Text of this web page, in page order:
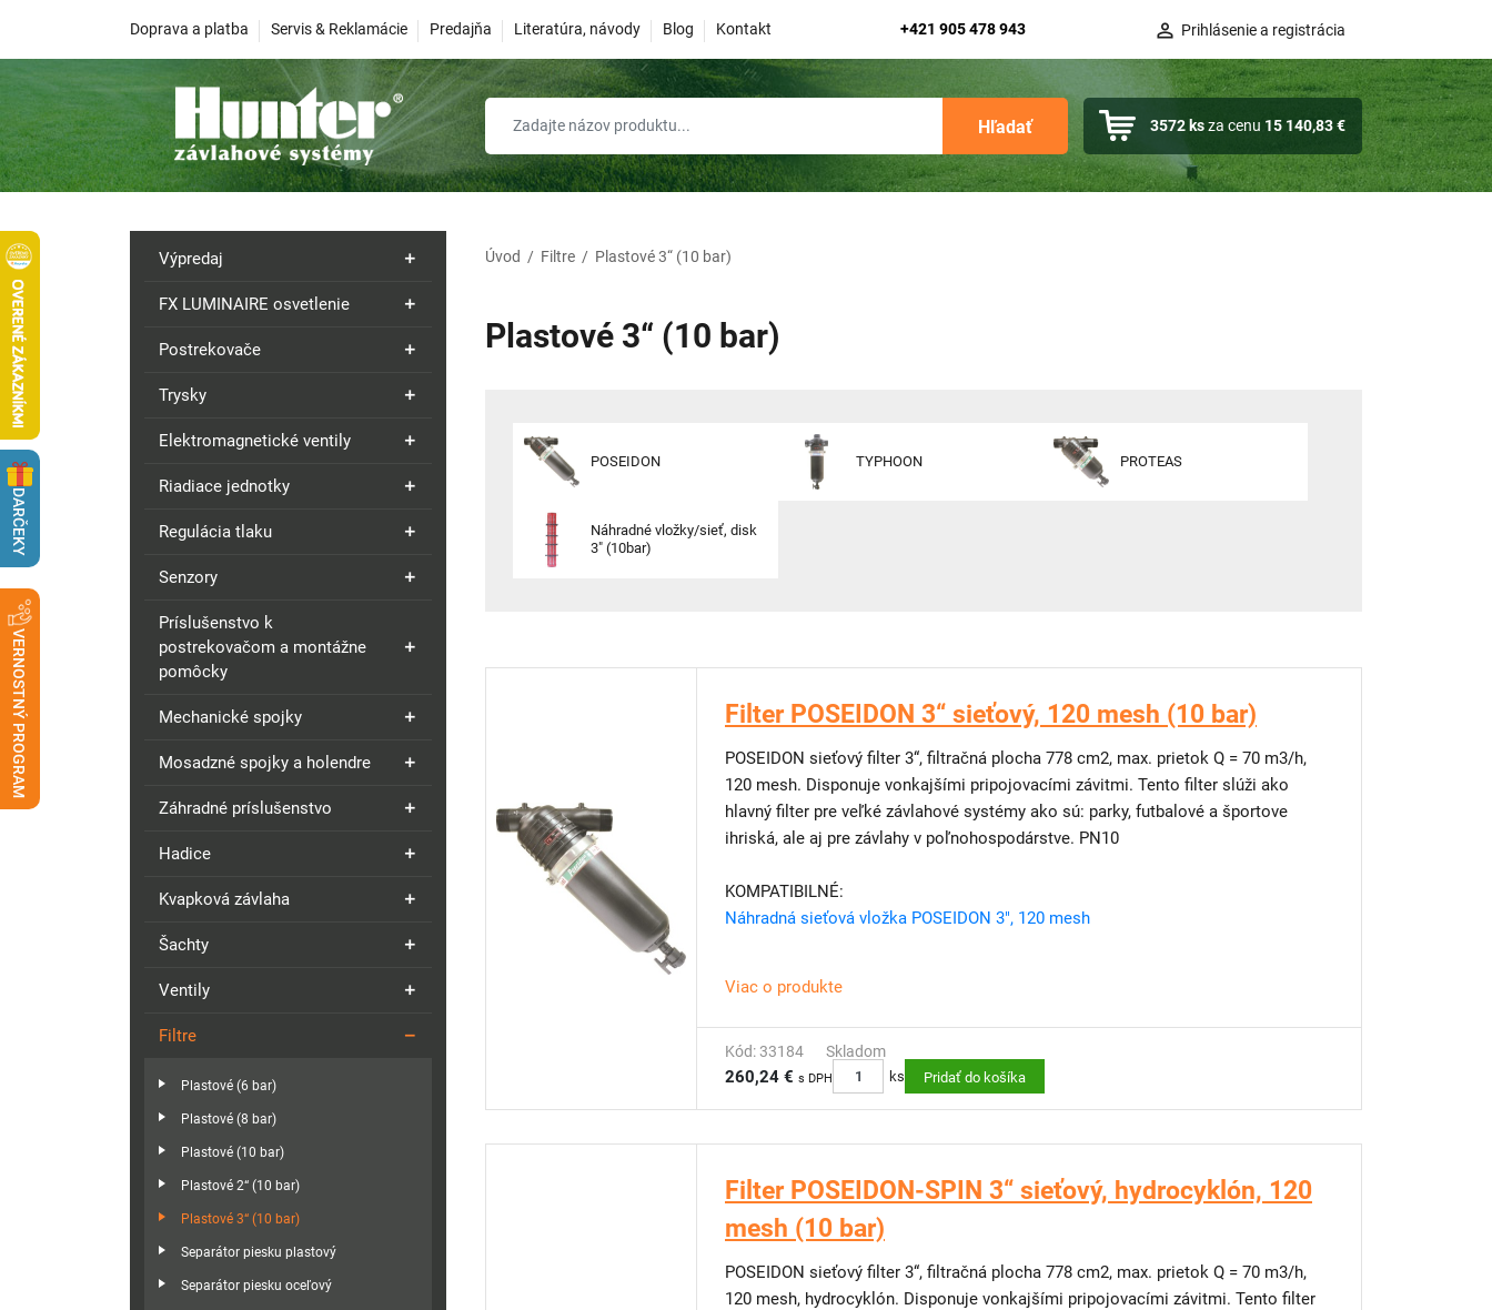
Doprava a platba Servis & Reklamácie Predajňa Literatúra, návody Blog Kontakt +421 905 478 943 Prihlásenie a registrácia
Hľadať 3572ksza cenu 15 140,83 €
Výpredaj
FX LUMINAIRE osvetlenie
Postrekovače
Trysky
Elektromagnetické ventily
Riadiace jednotky
Regulácia tlaku
Senzory
Príslušenstvo k
postrekovačom a montážne
pomôcky
Mechanické spojky
Mosadzné spojky a holendre
Záhradné príslušenstvo
Hadice
Kvapková závlaha
Šachty
Ventily
Filtre
Plastové (6 bar)
Plastové (8 bar)
Plastové (10 bar)
Plastové 2“ (10 bar)
Plastové 3“ (10 bar)
Separátor piesku plastový
Separátor piesku oceľový
Úvod / Filtre / Plastové 3“ (10 bar)
Plastové 3“ (10 bar)
POSEIDON TYPHOON PROTEAS
Náhradné vložky/sieť, disk
3" (10bar)
Filter POSEIDON 3“ sieťový, 120 mesh (10 bar)
POSEIDON sieťový filter 3“, filtračná plocha 778 cm2, max. prietok Q = 70 m3/h,
120 mesh. Disponuje vonkajšími pripojovacími závitmi. Tento filter slúži ako
hlavný filter pre veľké závlahové systémy ako sú: parky, futbalové a športove
ihriská, ale aj pre závlahy v poľnohospodárstve. PN10
KOMPATIBILNÉ:
Náhradná sieťová vložka POSEIDON 3", 120 mesh
Viac o produkte
Kód: 33184 Skladom
260,24 € s DPH ks Pridať do košíka
Filter POSEIDON-SPIN 3“ sieťový, hydrocyklón, 120
mesh (10 bar)
POSEIDON sieťový filter 3“, filtračná plocha 778 cm2, max. prietok Q = 70 m3/h,
120 mesh, hydrocyklón. Disponuje vonkajšími pripojovacími závitmi. Tento filter
DARČEKY
VERNOSTNÝ PROGRAM